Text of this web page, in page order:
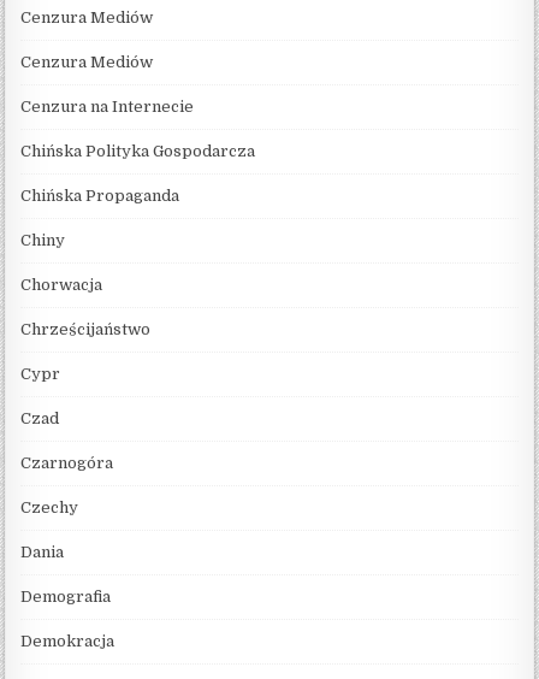
Cenzura Mediów
Cenzura Mediów
Cenzura na Internecie
Chińska Polityka Gospodarcza
Chińska Propaganda
Chiny
Chorwacja
Chrześcijaństwo
Cypr
Czad
Czarnogóra
Czechy
Dania
Demografia
Demokracja